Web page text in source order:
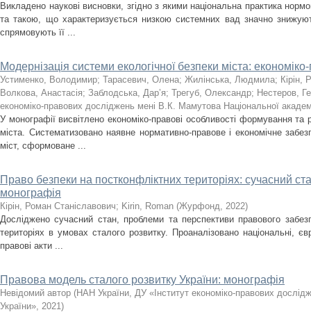
Викладено наукові висновки, згідно з якими національна практика
та такою, що характеризується низкою системних вад значно
спрямовують її ...
Модернізація системи екологічної безпеки міста:
Устименко, Володимир; Тарасевич, Олена; Жилінська, Людмила; Кірін,
Волкова, Анастасія; Заблодська, Дарʼя; Трегуб, Олександр; Нестеров,
економіко-правових досліджень мені В.К. Мамутова Національної
У монографії висвітлено економіко-правові особливості формування та
міста. Систематизовано наявне нормативно-правове і економічне
міст, сформоване ...
Право безпеки на постконфліктних територіях: сучасний
монографія
Кірін, Роман Станіславович; Kirin, Roman (Журфонд, 2022)
Досліджено сучасний стан, проблеми та перспективи правового
територіях в умовах сталого розвитку. Проаналізовано національні,
правові акти ...
Правова модель сталого розвитку України: монографія
Невідомий автор (НАН України, ДУ «Інститут економіко-правових
України», 2021)